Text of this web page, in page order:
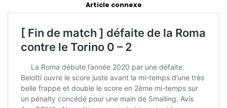
Article connexe